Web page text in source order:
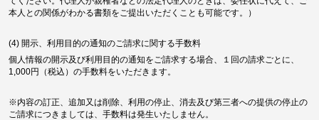
本人との関係がわかる書類をご提出いただくことも可能です。）
(4) 開示、利用目的の通知のご請求に関する手数料
個人情報の開示及び利用目的の通知をご請求する場合、１回の請求ごとに、
1,000円（税込）の手数料をいただきます。
※内容の訂正、追加又は削除、利用の停止、消去及び第三者への提供の停止の
ご請求につきましては、手数料は発生いたしません。